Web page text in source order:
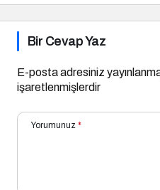
Bir Cevap Yaz
E-posta adresiniz
işaretlenmişlerdir
Yorumunuz *